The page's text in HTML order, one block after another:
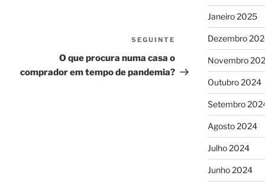
Conteúdo
seguinte
SEGUINTE
O que procura numa casa o
comprador em tempo de pandemia?
Janeiro 2025
Dezembro
Novembro
Outubro 2024
Setembro
Agosto 2024
Julho 2024
Junho 2024